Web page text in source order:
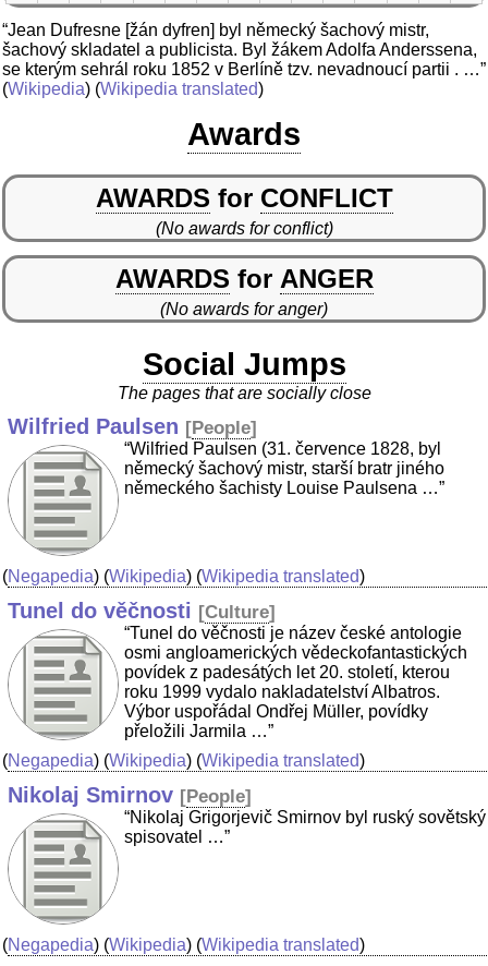
“Jean Dufresne [žán dyfren] byl německý šachový mistr,
šachový skladatel a publicista. Byl žákem Adolfa Anderssena,
se kterým sehrál roku 1852 v Berlíně tzv. nevadnoucí partii . …”
(Wikipedia) (Wikipedia translated)
Awards
AWARDS for CONFLICT
(No awards for conflict)
AWARDS for ANGER
(No awards for anger)
Social Jumps
The pages that are socially close
Wilfried Paulsen [People]
“Wilfried Paulsen (31. července 1828, byl
německý šachový mistr, starší bratr jiného
německého šachisty Louise Paulsena …”
(Negapedia) (Wikipedia) (Wikipedia translated)
Tunel do věčnosti [Culture]
“Tunel do věčnosti je název české antologie
osmi angloamerických vědeckofantastických
povídek z padesátých let 20. století, kterou
roku 1999 vydalo nakladatelství Albatros.
Výbor uspořádal Ondřej Müller, povídky
přeložili Jarmila …”
(Negapedia) (Wikipedia) (Wikipedia translated)
Nikolaj Smirnov [People]
“Nikolaj Grigorjevič Smirnov byl ruský sovětský
spisovatel …”
(Negapedia) (Wikipedia) (Wikipedia translated)